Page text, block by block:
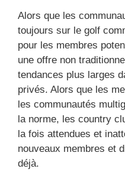
Alors que les
toujours sur le golf
pour les membres
une offre non
tendances plus larges
privés. Alors que les
les communautés
la norme, les country
la fois attendues et
nouveaux membres et
déjà.